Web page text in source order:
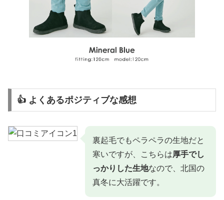
👍 よくあるポジティブな感想
裏起毛でもペラペラの生地だと
寒いですが、こちらは厚手でし
っかりした生地なので、北国の
真冬に大活躍です。